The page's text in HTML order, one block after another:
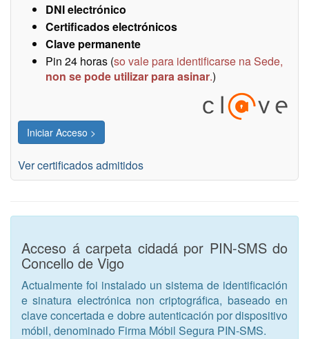
DNI electrónico
Certificados electrónicos
Clave permanente
Pin 24 horas (so vale para identificarse na Sede,
non se pode utilizar para asinar.)
Ver certificados admitidos
Acceso á carpeta cidadá por PIN-SMS do
Concello de Vigo
Actualmente foi instalado un sistema de identificación
e sinatura electrónica non criptográfica, baseado en
clave concertada e dobre autenticación por dispositivo
móbil, denominado Firma Móbil Segura PIN-SMS.